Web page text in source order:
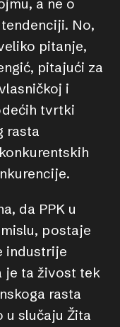
a ne o
No,
pitanje,
pitajući za
i
tvrtki
rasta
da PPK u
postaje
industrije
je ta živost tek
rasta
slučaju Žita